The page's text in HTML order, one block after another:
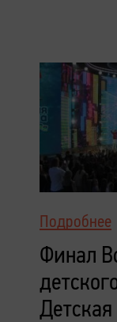
Подробнее
Финал